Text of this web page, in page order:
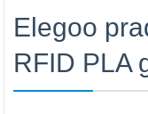
Elegoo
RFID PLA